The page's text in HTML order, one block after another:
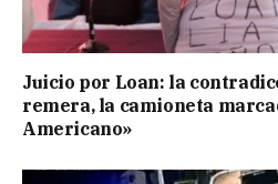
Juicio por Loan: la
remera, la camioneta
Americano»